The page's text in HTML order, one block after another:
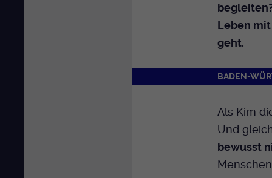
Leben
geht.
BADEN-
Als Kim
Und
bewusst